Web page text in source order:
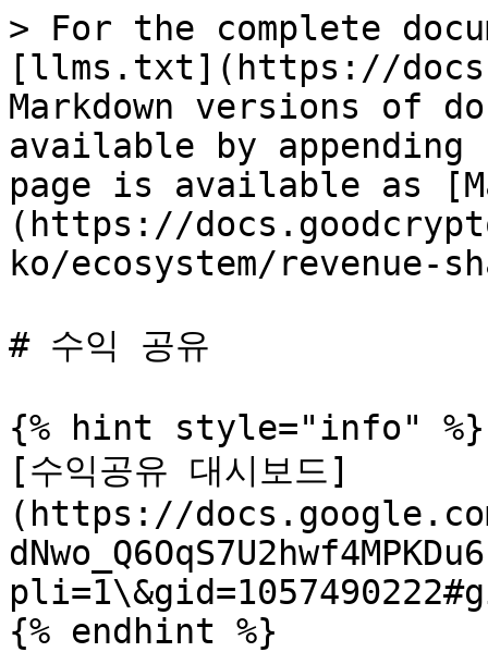
> For the complete
[llms.txt](https://
Markdown versions of
available by
page is available as
(https://
ko/ecosystem/revenue-
# 수익 공유
{% hint style="info" %}
[수익공유 대시보드]
(https://
{% endhint %}